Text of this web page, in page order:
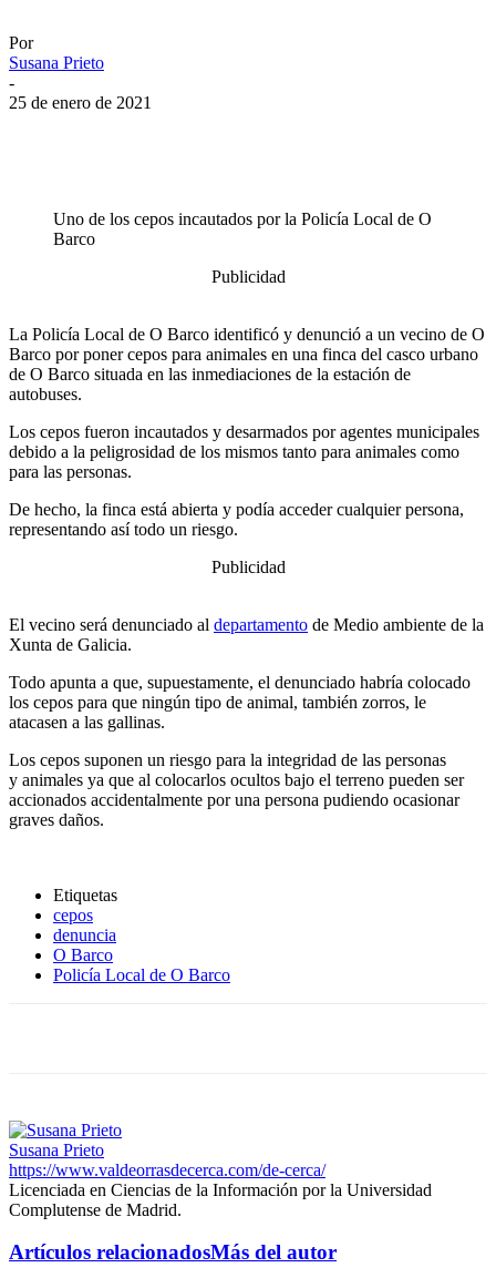
Por
Susana Prieto
-
25 de enero de 2021
Uno de los cepos incautados por la Policía Local de O
Barco
Publicidad
La Policía Local de O Barco identificó y denunció a un vecino de O
Barco por poner cepos para animales en una finca del casco urbano
de O Barco situada en las inmediaciones de la estación de
autobuses.
Los cepos fueron incautados y desarmados por agentes municipales
debido a la peligrosidad de los mismos tanto para animales como
para las personas.
De hecho, la finca está abierta y podía acceder cualquier persona,
representando así todo un riesgo.
Publicidad
El vecino será denunciado al departamento de Medio ambiente de la
Xunta de Galicia.
Todo apunta a que, supuestamente, el denunciado habría colocado
los cepos para que ningún tipo de animal, también zorros, le
atacasen a las gallinas.
Los cepos suponen un riesgo para la integridad de las personas
y animales ya que al colocarlos ocultos bajo el terreno pueden ser
accionados accidentalmente por una persona pudiendo ocasionar
graves daños.
Etiquetas
cepos
denuncia
O Barco
Policía Local de O Barco
Susana Prieto
https://www.valdeorrasdecerca.com/de-cerca/
Licenciada en Ciencias de la Información por la Universidad
Complutense de Madrid.
Artículos relacionadosMás del autor